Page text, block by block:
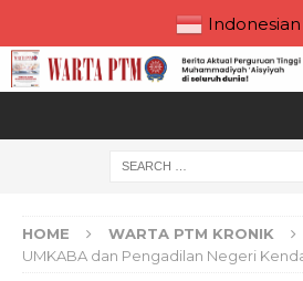
Indonesian
HOME WARTA PTM KRONIK
UMKABA dan Pengadilan Negeri